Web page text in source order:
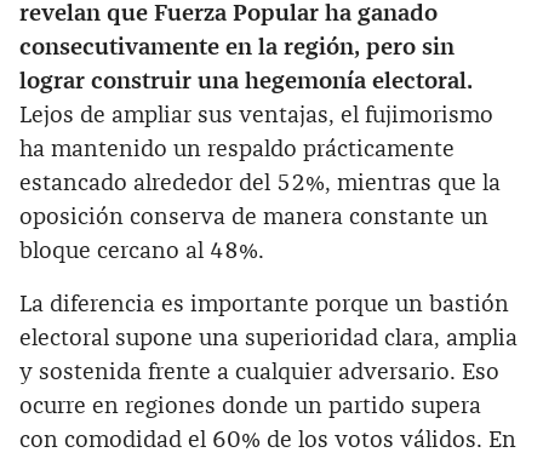
revelan que Fuerza Popular ha ganado
consecutivamente en la región, pero sin
lograr construir una hegemonía electoral.
Lejos de ampliar sus ventajas, el fujimorismo
ha mantenido un respaldo prácticamente
estancado alrededor del 52%, mientras que la
oposición conserva de manera constante un
bloque cercano al 48%.
La diferencia es importante porque un bastión
electoral supone una superioridad clara, amplia
y sostenida frente a cualquier adversario. Eso
ocurre en regiones donde un partido supera
con comodidad el 60% de los votos válidos. En